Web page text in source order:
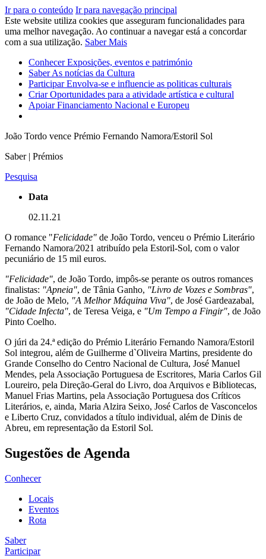
Ir para o conteúdo Ir para navegação principal
Este website utiliza cookies que asseguram funcionalidades para
uma melhor navegação. Ao continuar a navegar está a concordar
com a sua utilização. Saber Mais
ConhecerExposições, eventos e património
SaberAs notícias da Cultura
ParticiparEnvolva-se e influencie as politicas culturais
CriarOportunidades para a atividade artística e cultural
ApoiarFinanciamento Nacional e Europeu
João Tordo vence Prémio Fernando Namora/Estoril Sol
Saber | Prémios
Pesquisa
Data
02.11.21
O romance "Felicidade" de João Tordo, venceu o Prémio Literário
Fernando Namora/2021 atribuído pela Estoril-Sol, com o valor
pecuniário de 15 mil euros.
"Felicidade", de João Tordo, impôs-se perante os outros romances
finalistas: "Apneia", de Tânia Ganho, "Livro de Vozes e Sombras",
de João de Melo, "A Melhor Máquina Viva", de José Gardeazabal,
"Cidade Infecta", de Teresa Veiga, e "Um Tempo a Fingir", de João
Pinto Coelho.
O júri da 24.ª edição do Prémio Literário Fernando Namora/Estoril
Sol integrou, além de Guilherme d`Oliveira Martins, presidente do
Grande Conselho do Centro Nacional de Cultura, José Manuel
Mendes, pela Associação Portuguesa de Escritores, Maria Carlos Gil
Loureiro, pela Direção-Geral do Livro, doa Arquivos e Bibliotecas,
Manuel Frias Martins, pela Associação Portuguesa dos Críticos
Literários, e, ainda, Maria Alzira Seixo, José Carlos de Vasconcelos
e Liberto Cruz, convidados a título individual, além de Dinis de
Abreu, em representação da Estoril Sol.
Sugestões de Agenda
Conhecer
Locais
Eventos
Rota
Saber
Participar